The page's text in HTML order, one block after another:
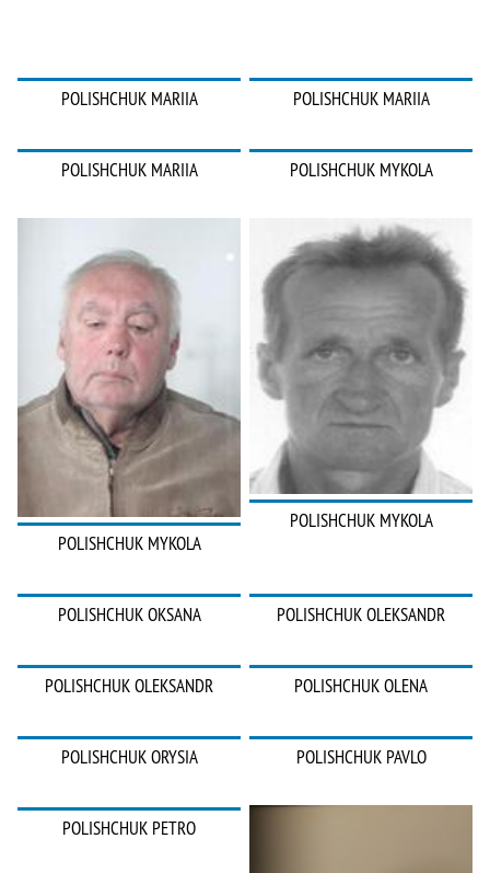
POLISHCHUK MARIIA POLISHCHUK MARIIA
POLISHCHUK MARIIA POLISHCHUK MYKOLA
POLISHCHUK MYKOLA
POLISHCHUK MYKOLA
POLISHCHUK OKSANA POLISHCHUK OLEKSANDR
POLISHCHUK OLEKSANDR POLISHCHUK OLENA
POLISHCHUK ORYSIA POLISHCHUK PAVLO
POLISHCHUK PETRO